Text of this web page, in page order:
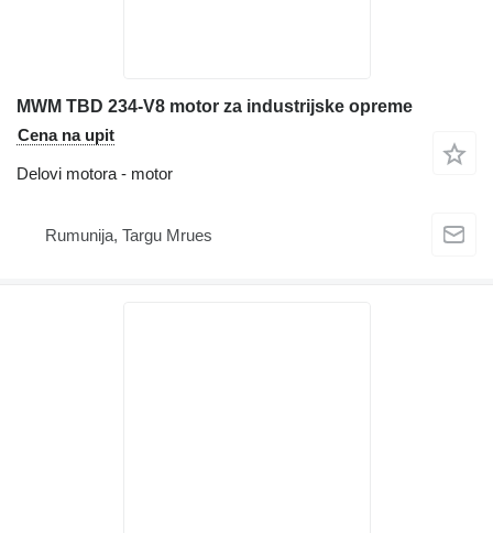
MWM TBD 234-V8 motor za industrijske opreme
Cena na upit
Delovi motora - motor
Rumunija, Targu Mrues